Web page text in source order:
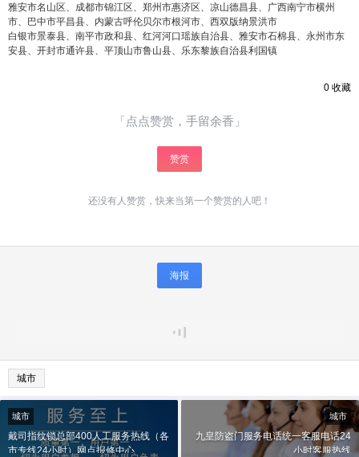
雅安市名山区、成都市锦江区、郑州市惠济区、凉山德昌县、广西南宁市横州
市、巴中市平昌县、内蒙古呼伦贝尔市根河市、西双版纳景洪市
白银市景泰县、南平市政和县、红河河口瑶族自治县、雅安市石棉县、永州市东
安县、开封市通许县、平顶山市鲁山县、乐东黎族自治县利国镇
0 收藏
「点点赞赏，手留余香」
赞赏
还没有人赞赏，快来当第一个赞赏的人吧！
海报
城市
立刻支付
城市
戴司指纹锁总部400人工服务热线（各
市专线24小时）网点报修中心
城市
九皇防盗门服务电话统一客服电话24
小时客服热线
忘记密码？找回